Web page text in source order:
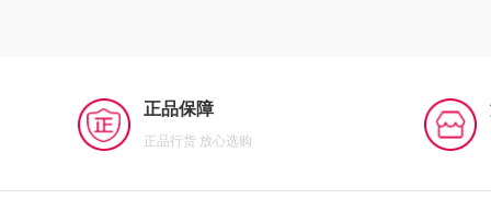
正品保障
正品行货 放心选购